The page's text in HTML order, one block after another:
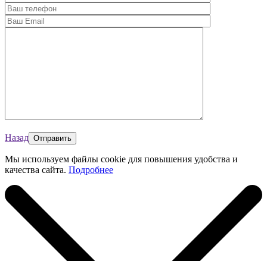
Назад
Мы используем файлы cookie для повышения удобства и
качества сайта. Подробнее